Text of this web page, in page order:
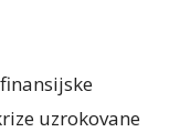
uzrokovane